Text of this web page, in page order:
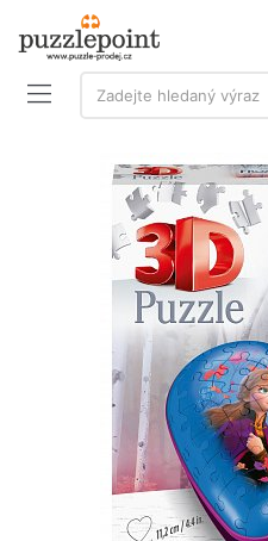
Vyhledávání:
Zadejte hledaný výraz